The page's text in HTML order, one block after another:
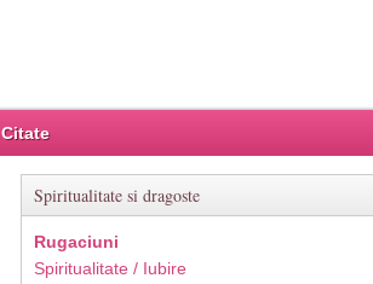
Citate
Spiritualitate si dragoste
Rugaciuni
Spiritualitate / Iubire